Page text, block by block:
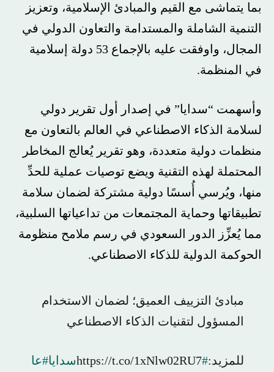
بما يتماشى مع القيم والمبادئ الإسلامية، وتعزيز
التنمية الشاملة والمستدامة والتعاون الدولي في
المجال، واوفقت عليه بالإجماع 53 دولة إسلامية
في المنظمة.
وأسهمت “سدايا” في إصدار أول تقرير دولي
لسلامة الذكاء الاصطناعي في العالم بالتعاون مع
منظمات دولية متعددة، وهو تقرير يُعالج المخاطر
المحتملة لهذه التقنية ويضع توصيات عملية للحدِّ
منها، ويُرسي أُسسًا دولية مشتركة لضمان سلامة
تطبيقاتها وحماية المجتمعات من تداعياتها السلبية،
مما يُعزِّز الدور السعودي في رسم ملامح منظومة
الحوكمة الدولية للذكاء الاصطناعي.
مبادئ التزييف العميق؛ لضمان الاستخدام
المسؤول لتقنيات الذكاء الاصطناعي
للمزيد:https://t.co/1xNlw02RU7#سدايا
#عا